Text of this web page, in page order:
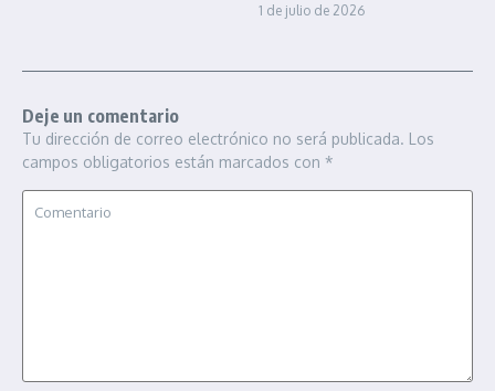
1 de julio de 2026
Deje un comentario
Tu dirección de correo electrónico no será publicada. Los
campos obligatorios están marcados con *